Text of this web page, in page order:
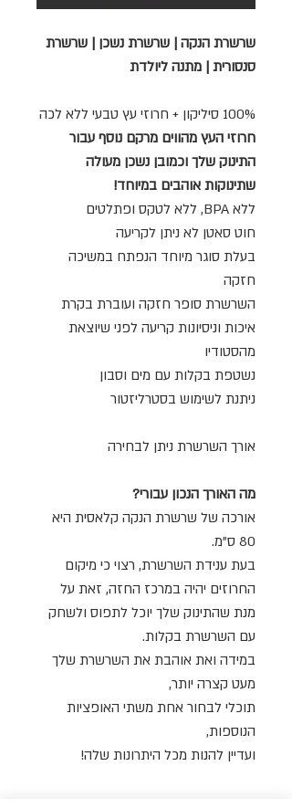
שרשרת הנקה | שרשרת נשכן | שרשרת
סנסורית | מתנה ליולדת
100% סיליקון + חרוזי עץ טבעי ללא לכה
חרוזי העץ מהווים מרקם נוסף עבור
התינוק שלך וכמובן נשכן מעולה
שתינוקות אוהבים במיוחד!
ללא BPA, ללא לטקס ופתלטים
חוט סאטן לא ניתן לקריעה
בעלת סוגר מיוחד הנפתח במשיכה
חזקה
השרשרת סופר חזקה ועוברת בקרת
איכות וניסיונות קריעה לפני שיוצאת
מהסטודיו
נשטפת בקלות עם מים וסבון
ניתנת לשימוש בסטרליזטור
אורך השרשרת ניתן לבחירה
מה האורך הנכון עבורי?
אורכה של שרשרת הנקה קלאסית היא
80 ס"מ.
בעת ענידת השרשרת, רצוי כי מיקום
החרוזים יהיה במרכז החזה, זאת על
מנת שהתינוק שלך יוכל לתפוס ולשחק
עם השרשרת בקלות.
במידה ואת אוהבת את השרשרת שלך
מעט קצרה יותר,
תוכלי לבחור אחת משתי האופציות
הנוספות,
ועדיין להנות מכל היתרונות שלה!